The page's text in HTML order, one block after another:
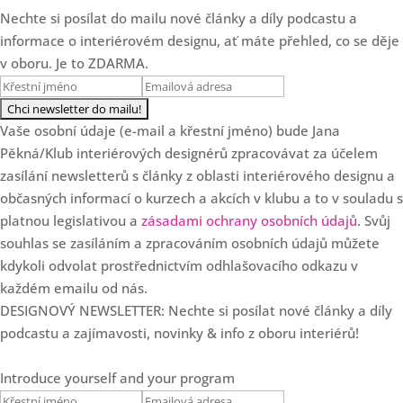
Loading...
cenotvorbě designéra
Loading...
3 chyby v cenotvorbě
interiérových designérů
Loading...
SPECIÁL: Klub slaví 7.
narozeniny!
Loading...
36:57
Od květinových dekorací k
luxusním projektům s Danielou
35:37
5 zásadních důvodů, proč
Loading...
28:22
Ale co když se to okouká?
Nechte si posílat do mailu nové články a díly podcastu a
informace o interiérovém designu, ať máte přehled, co se děje
v oboru. Je to ZDARMA.
Vaše osobní údaje (e-mail a křestní jméno) bude Jana
Pěkná/Klub interiérových designérů zpracovávat za účelem
zasílání newsletterů s články z oblasti interiérového designu a
občasných informací o kurzech a akcích v klubu a to v souladu s
platnou legislativou a zásadami ochrany osobních údajů. Svůj
souhlas se zasíláním a zpracováním osobních údajů můžete
kdykoli odvolat prostřednictvím odhlašovacího odkazu v
každém emailu od nás.
DESIGNOVÝ NEWSLETTER: Nechte si posílat nové články a díly
podcastu a zajímavosti, novinky & info z oboru interiérů!
Introduce yourself and your program